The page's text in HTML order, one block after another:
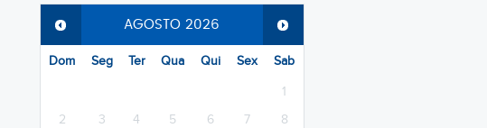
AGOSTO 2026
Dom Seg Ter Qua Qui Sex Sab
1
2
3 4 5 6 7
8